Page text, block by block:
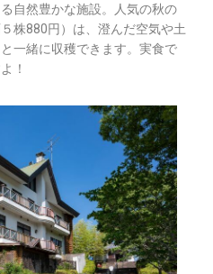
自然豊かな施設。人気の秋の
株880円）は、澄んだ空気や土
一緒に収穫できます。実食で
！